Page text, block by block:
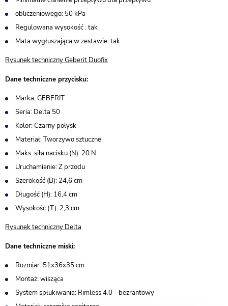
obliczeniowego: 50 kPa
Regulowana wysokość : tak
Mata wygłuszająca w zestawie: tak
Rysunek techniczny Geberit Duofix
Dane techniczne przycisku:
Marka: GEBERIT
Seria: Delta 50
Kolor: Czarny połysk
Materiał: Tworzywo sztuczne
Maks. siła nacisku (N): 20 N
Uruchamianie: Z przodu
Szerokość (B): 24,6 cm
Długość (H): 16,4 cm
Wysokość (T): 2,3 cm
Rysunek techniczny Delta
Dane techniczne miski:
Rozmiar: 51x36x35 cm
Montaż: wisząca
System spłukiwania: Rimless 4.0 - bezrantowy